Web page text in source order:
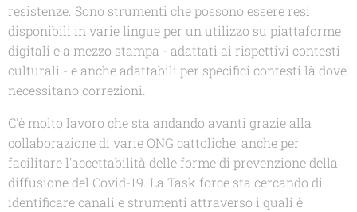
resistenze. Sono strumenti che possono essere resi
disponibili in varie lingue per un utilizzo su piattaforme
digitali e a mezzo stampa - adattati ai rispettivi contesti
culturali - e anche adattabili per specifici contesti là dove
necessitano correzioni.
C'è molto lavoro che sta andando avanti grazie alla
collaborazione di varie ONG cattoliche, anche per
facilitare l'accettabilità delle forme di prevenzione della
diffusione del Covid-19. La Task force sta cercando di
identificare canali e strumenti attraverso i quali è